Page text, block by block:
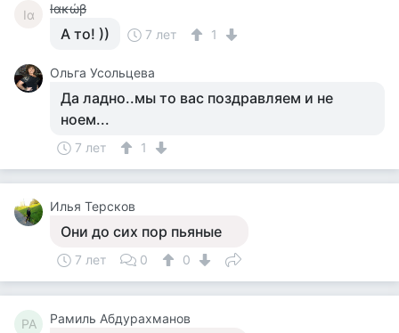
Ια Ιακώβ
А то! )) 7 лет 1
Ольга Усольцева
Да ладно..мы то вас поздравляем и не
ноем...
7 лет 1
Илья Терсков
Они до сих пор пьяные
7 лет 0 0
РА Рамиль Абдурахманов